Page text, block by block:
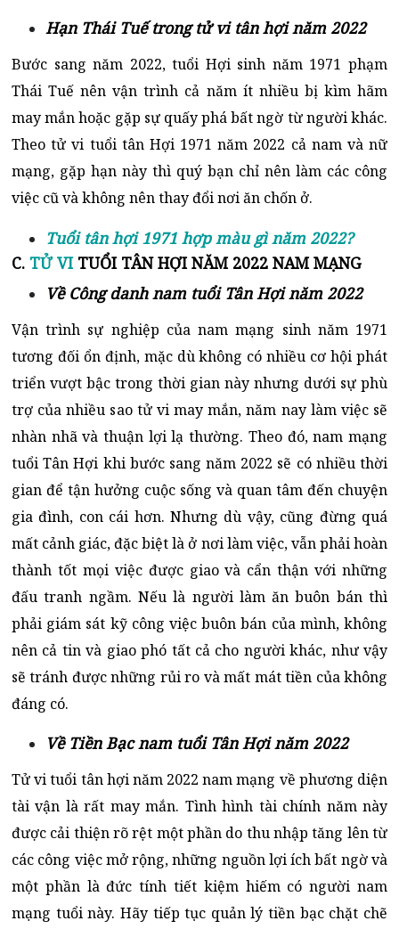
Hạn Thái Tuế trong tử vi tân hợi năm 2022
Bước sang năm 2022, tuổi Hợi sinh năm 1971 phạm
Thái Tuế nên vận trình cả năm ít nhiều bị kìm hãm
may mắn hoặc gặp sự quấy phá bất ngờ từ người khác.
Theo tử vi tuổi tân Hợi 1971 năm 2022 cả nam và nữ
mạng, gặp hạn này thì quý bạn chỉ nên làm các công
việc cũ và không nên thay đổi nơi ăn chốn ở.
Tuổi tân hợi 1971 hợp màu gì năm 2022?
C. TỬ VITUỔI TÂN HỢI NĂM 2022 NAM MẠNG
Về Công danh nam tuổi Tân Hợi năm 2022
Vận trình sự nghiệp của nam mạng sinh năm 1971
tương đối ổn định, mặc dù không có nhiều cơ hội phát
triển vượt bậc trong thời gian này nhưng dưới sự phù
trợ của nhiều sao tử vi may mắn, năm nay làm việc sẽ
nhàn nhã và thuận lợi lạ thường. Theo đó, nam mạng
tuổi Tân Hợi khi bước sang năm 2022 sẽ có nhiều thời
gian để tận hưởng cuộc sống và quan tâm đến chuyện
gia đình, con cái hơn. Nhưng dù vậy, cũng đừng quá
mất cảnh giác, đặc biệt là ở nơi làm việc, vẫn phải hoàn
thành tốt mọi việc được giao và cẩn thận với những
đấu tranh ngầm. Nếu là người làm ăn buôn bán thì
phải giám sát kỹ công việc buôn bán của mình, không
nên cả tin và giao phó tất cả cho người khác, như vậy
sẽ tránh được những rủi ro và mất mát tiền của không
đáng có.
Về Tiền Bạc nam tuổi Tân Hợi năm 2022
Tử vi tuổi tân hợi năm 2022 nam mạng về phương diện
tài vận là rất may mắn. Tình hình tài chính năm này
được cải thiện rõ rệt một phần do thu nhập tăng lên từ
các công việc mở rộng, những nguồn lợi ích bất ngờ và
một phần là đức tính tiết kiệm hiếm có người nam
mạng tuổi này. Hãy tiếp tục quản lý tiền bạc chặt chẽ